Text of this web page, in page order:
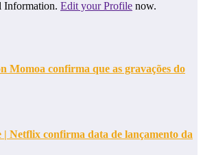
Information. Edit your Profile now.
Momoa confirma que as gravações do
| Netflix confirma data de lançamento da